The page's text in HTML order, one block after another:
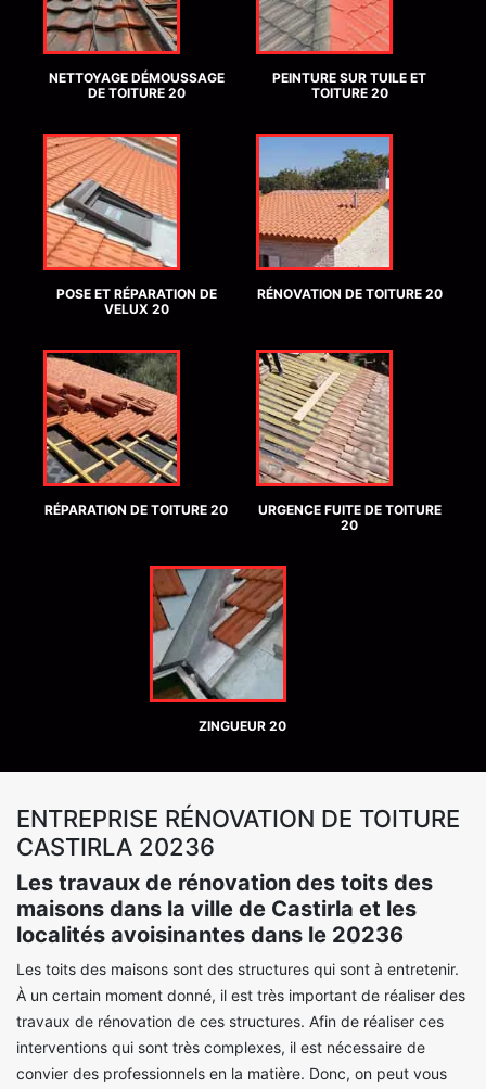
NETTOYAGE DÉMOUSSAGE
DE TOITURE 20
PEINTURE SUR TUILE ET
TOITURE 20
POSE ET RÉPARATION DE
VELUX 20
RÉNOVATION DE TOITURE 20
RÉPARATION DE TOITURE 20
URGENCE FUITE DE TOITURE
20
ZINGUEUR 20
ENTREPRISE RÉNOVATION DE TOITURE
CASTIRLA 20236
Les travaux de rénovation des toits des
maisons dans la ville de Castirla et les
localités avoisinantes dans le 20236
Les toits des maisons sont des structures qui sont à entretenir.
À un certain moment donné, il est très important de réaliser des
travaux de rénovation de ces structures. Afin de réaliser ces
interventions qui sont très complexes, il est nécessaire de
convier des professionnels en la matière. Donc, on peut vous